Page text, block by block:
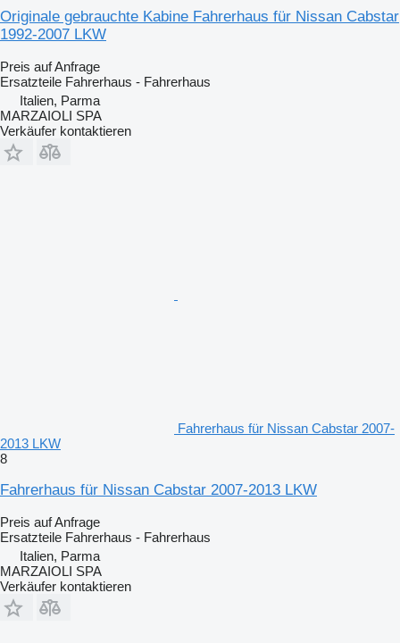
Originale gebrauchte Kabine Fahrerhaus für Nissan Cabstar
1992-2007 LKW
Preis auf Anfrage
Ersatzteile Fahrerhaus - Fahrerhaus
Italien, Parma
MARZAIOLI SPA
Verkäufer kontaktieren
Fahrerhaus für Nissan Cabstar 2007-
2013 LKW
8
Fahrerhaus für Nissan Cabstar 2007-2013 LKW
Preis auf Anfrage
Ersatzteile Fahrerhaus - Fahrerhaus
Italien, Parma
MARZAIOLI SPA
Verkäufer kontaktieren